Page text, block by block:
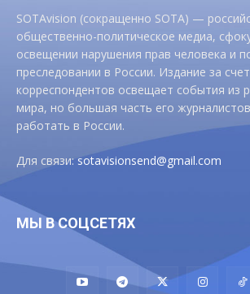
SOTAvision (сокращенно SOTA) —
общественно-политическое медиа,
освещении нарушения прав человека и
преследовании в России. Издание за
корреспондентов освещает события из
мира, но большая часть его
работать в России.
Для связи:sotavisionsend@gmail.com
МЫ В СОЦСЕТЯХ